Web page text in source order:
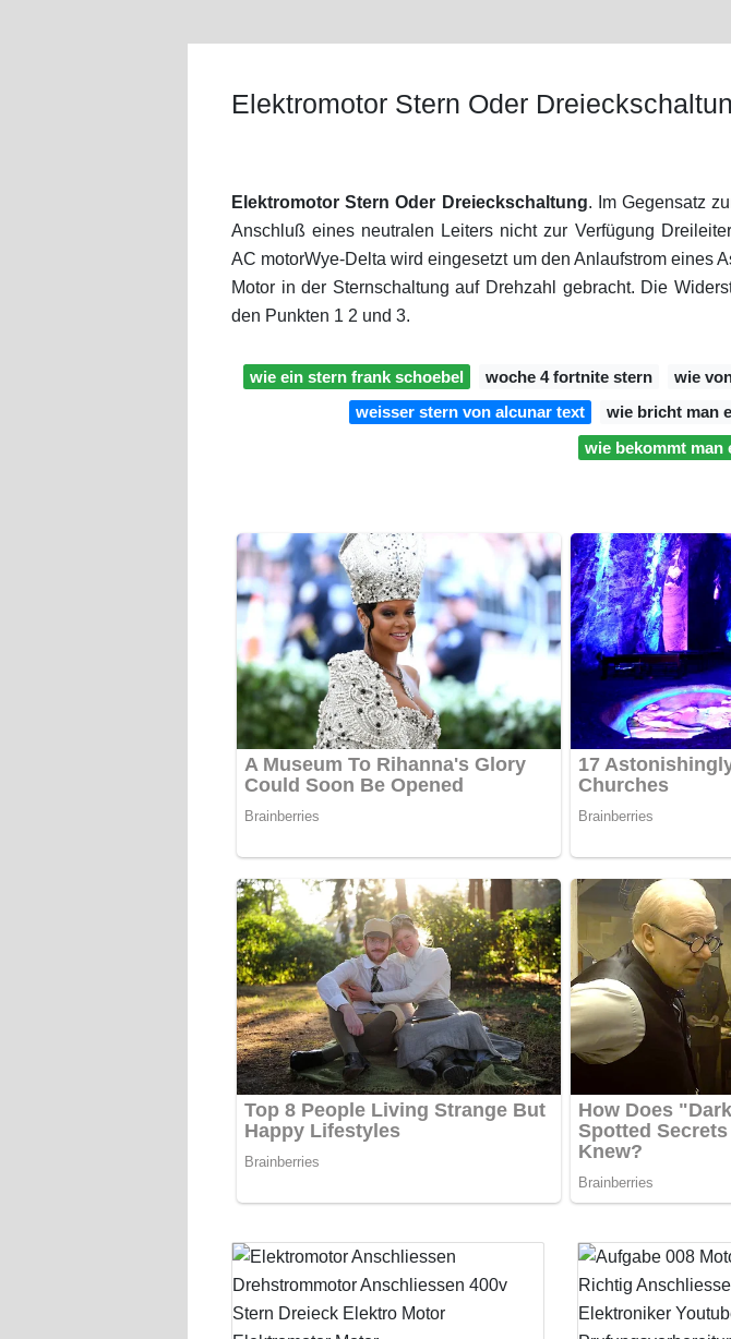
Elektromotor Stern Oder
Elektromotor Stern Oder Dreieckschaltung. Im Gegensatz
Anschluß eines neutralen Leiters nicht zur Verfügung
AC motorWye-Delta wird eingesetzt um den Anlaufstrom eines
Motor in der Sternschaltung auf Drehzahl gebracht. Die
den Punkten 1 2 und 3.
wie ein stern frank schoebel woche 4 fortnite stern wie
weisser stern von alcunar text
wie bricht man
wie bekommt man